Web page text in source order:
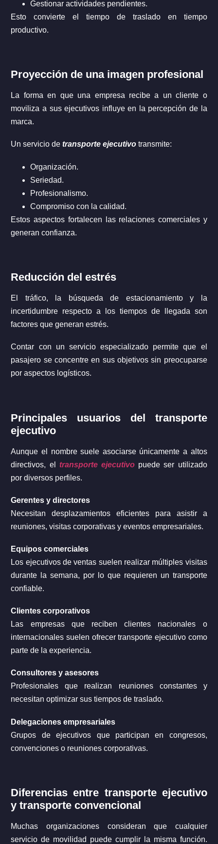
Gestionar actividades pendientes.
Esto convierte el tiempo de traslado en tiempo
productivo.
Proyección de una imagen profesional
La forma en que una empresa recibe a un cliente o
moviliza a sus ejecutivos influye en la percepción de la
marca.
Un servicio detransporte ejecutivo transmite:
Organización.
Seriedad.
Profesionalismo.
Compromiso con la calidad.
Estos aspectos fortalecen las relaciones comerciales y
generan confianza.
Reducción del estrés
El tráfico, la búsqueda de estacionamiento y la
incertidumbre respecto a los tiempos de llegada son
factores que generan estrés.
Contar con un servicio especializado permite que el
pasajero se concentre en sus objetivos sin preocuparse
por aspectos logísticos.
Principales usuarios del transporte
ejecutivo
Aunque el nombre suele asociarse únicamente a altos
directivos, el transporte ejecutivo puede ser utilizado
por diversos perfiles.
Gerentes y directores
Necesitan desplazamientos eficientes para asistir a
reuniones, visitas corporativas y eventos empresariales.
Equipos comerciales
Los ejecutivos de ventas suelen realizar múltiples visitas
durante la semana, por lo que requieren un transporte
confiable.
Clientes corporativos
Las empresas que reciben clientes nacionales o
internacionales suelen ofrecer transporte ejecutivo como
parte de la experiencia.
Consultores y asesores
Profesionales que realizan reuniones constantes y
necesitan optimizar sus tiempos de traslado.
Delegaciones empresariales
Grupos de ejecutivos que participan en congresos,
convenciones o reuniones corporativas.
Diferencias entre transporte ejecutivo
y transporte convencional
Muchas organizaciones consideran que cualquier
servicio de movilidad puede cumplir la misma función.